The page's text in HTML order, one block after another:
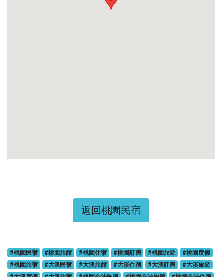
返回桃園民宿
#桃園民宿 #桃園旅館 #桃園住宿 #桃園訂房 #桃園旅遊
#桃園度假
#桃園旅宿
#大溪民宿 #大溪旅館 #大溪住宿 #大溪訂房
#大溪旅遊